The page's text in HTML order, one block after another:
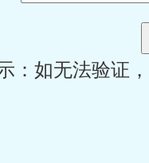
：如无法验证